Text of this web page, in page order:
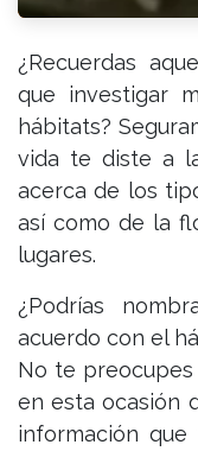
¿Recuerdas
que investigar
hábitats?
vida te diste a
acerca de los
así como de la
lugares.
¿Podrías
acuerdo con el
No te
en esta ocasión
información